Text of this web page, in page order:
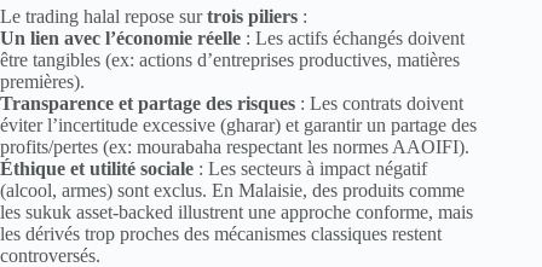
Le trading halal repose surtrois piliers :
Un lien avec l’économie réelle : Les actifs échangés doivent
être tangibles (ex: actions d’entreprises productives, matières
premières).
Transparence et partage des risques : Les contrats doivent
éviter l’incertitude excessive (gharar) et garantir un partage des
profits/pertes (ex: mourabaha respectant les normes AAOIFI).
Éthique et utilité sociale : Les secteurs à impact négatif
(alcool, armes) sont exclus. En Malaisie, des produits comme
les sukuk asset-backed illustrent une approche conforme, mais
les dérivés trop proches des mécanismes classiques restent
controversés.